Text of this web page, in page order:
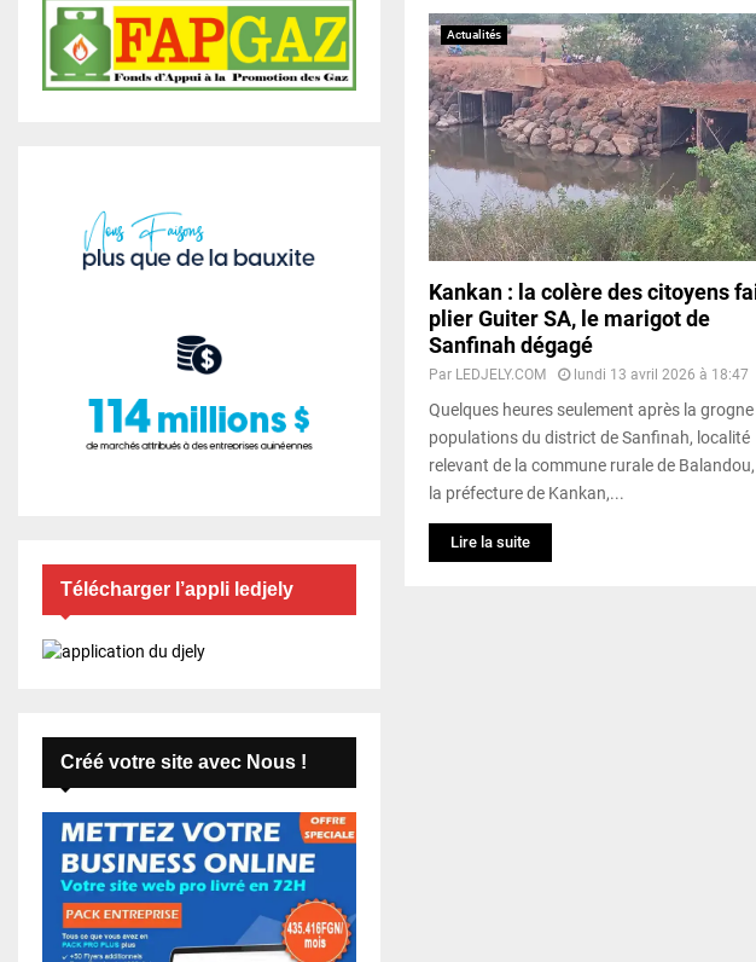
Actualités
Kankan : la colère des citoyens
plier Guiter SA, le marigot de
Sanfinah dégagé
Par LEDJELY.COM lundi 13 avril 2026 à 18:47
Quelques heures seulement après la
populations du district de Sanfinah, localité
relevant de la commune rurale de
la préfecture de Kankan,...
Lire la suite
Télécharger l’appli ledjely
Créé votre site avec Nous !